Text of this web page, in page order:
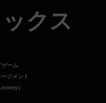
クス
ゲーム
ジメント
）